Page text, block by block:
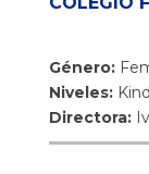
Género:
Niveles:
Directora: